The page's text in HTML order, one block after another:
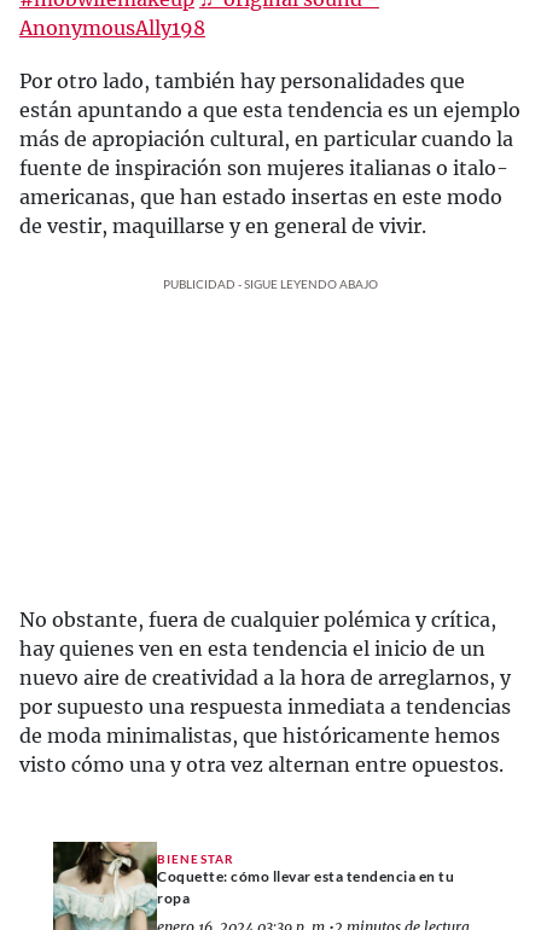
AnonymousAlly198
Por otro lado, también hay personalidades que
están apuntando a que esta tendencia es un ejemplo
más de apropiación cultural, en particular cuando la
fuente de inspiración son mujeres italianas o italo-
americanas, que han estado insertas en este modo
de vestir, maquillarse y en general de vivir.
PUBLICIDAD - SIGUE LEYENDO ABAJO
No obstante, fuera de cualquier polémica y crítica,
hay quienes ven en esta tendencia el inicio de un
nuevo aire de creatividad a la hora de arreglarnos, y
por supuesto una respuesta inmediata a tendencias
de moda minimalistas, que históricamente hemos
visto cómo una y otra vez alternan entre opuestos.
BIENESTAR
Coquette: cómo llevar esta tendencia en tu
ropa